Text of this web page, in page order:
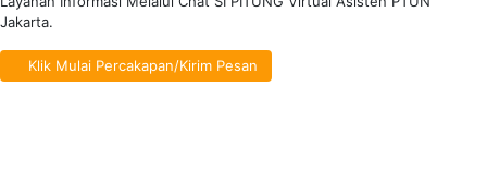
Jakarta.
Klik Mulai Percakapan/Kirim Pesan